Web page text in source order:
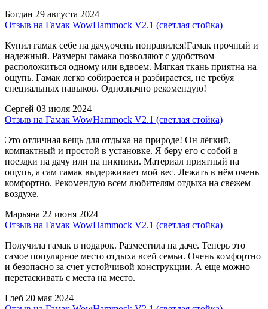
Богдан 29 августа 2024
Отзыв на Гамак WowHammock V2.1 (светлая стойка)
Купил гамак себе на дачу,очень понравился!Гамак прочный и
надежный. Размеры гамака позволяют с удобством
расположиться одному или вдвоем. Мягкая ткань приятна на
ощупь. Гамак легко собирается и разбирается, не требуя
специальных навыков. Однозначно рекомендую!
Сергей 03 июля 2024
Отзыв на Гамак WowHammock V2.1 (светлая стойка)
Это отличная вещь для отдыха на природе! Он лёгкий,
компактный и простой в установке. Я беру его с собой в
поездки на дачу или на пикники. Материал приятный на
ощупь, а сам гамак выдерживает мой вес. Лежать в нём очень
комфортно. Рекомендую всем любителям отдыха на свежем
воздухе.
Марьяна 22 июня 2024
Отзыв на Гамак WowHammock V2.1 (светлая стойка)
Получила гамак в подарок. Разместила на даче. Теперь это
самое популярное место отдыха всей семьи. Очень комфортно
и безопасно за счет устойчивой конструкции. А еще можно
перетаскивать с места на место.
Глеб 20 мая 2024